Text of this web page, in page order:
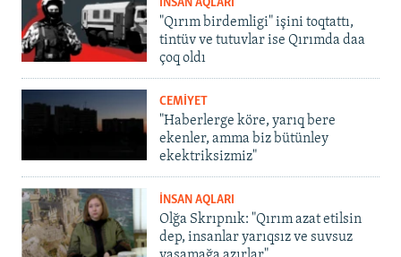
İNSAN AQLARI
"Qırım birdemligi" işini toqtattı,
tintüv ve tutuvlar ise Qırımda daa
çoq oldı
CEMİYET
"Haberlerge köre, yarıq bere
ekenler, amma biz bütünley
ekektriksizmiz"
İNSAN AQLARI
Olğa Skrıpnık: "Qırım azat etilsin
dep, insanlar yarıqsız ve suvsuz